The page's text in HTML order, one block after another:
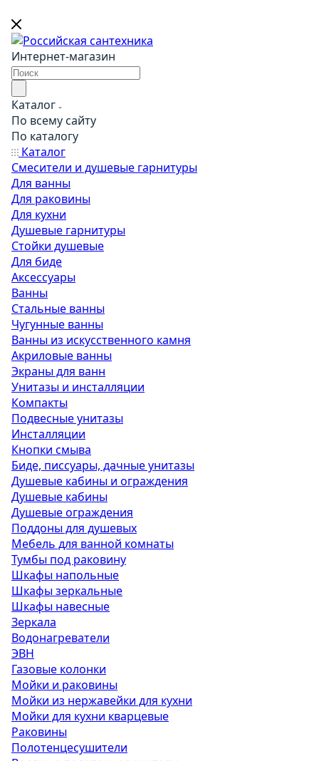
Интернет-магазин
Каталог
По всему сайту
По каталогу
Каталог
Смесители и душевые гарнитуры
Для ванны
Для раковины
Для кухни
Душевые гарнитуры
Стойки душевые
Для биде
Аксессуары
Ванны
Стальные ванны
Чугунные ванны
Ванны из искусственного камня
Акриловые ванны
Экраны для ванн
Унитазы и инсталляции
Компакты
Подвесные унитазы
Инсталляции
Кнопки смыва
Биде, писсуары, дачные унитазы
Душевые кабины и ограждения
Душевые кабины
Душевые ограждения
Поддоны для душевых
Мебель для ванной комнаты
Тумбы под раковину
Шкафы напольные
Шкафы зеркальные
Шкафы навесные
Зеркала
Водонагреватели
ЭВН
Газовые колонки
Мойки и раковины
Мойки из нержавейки для кухни
Мойки для кухни кварцевые
Раковины
Полотенцесушители